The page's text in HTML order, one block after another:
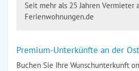
Seit mehr als 25 Jahren Vermieter
Ferienwohnungen.de
Premium-Unterkünfte an der
Buchen Sie Ihre Wunschunterkunft